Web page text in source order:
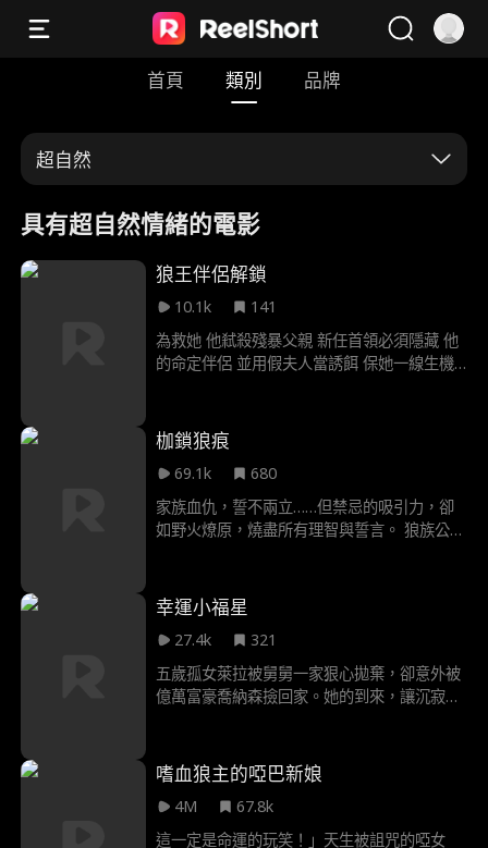
首頁 類別 品牌
超自然
具有超自然情緒的電影
狼王伴侶解鎖
10.1k
141
為救她 他弒殺殘暴父親 新任首領必須隱藏 他
的命定伴侶 並用假夫人當誘餌 保她一線生機
枷鎖狼痕
69.1k
680
家族血仇，誓不兩立……但禁忌的吸引力，卻
如野火燎原，燒盡所有理智與誓言。 狼族公主
命運之鏈，同時，他也是她誓死的仇敵。當陰
謀與戰火席捲而來，她唯一能依靠的，竟是這
頭她最不該渴望的狼……
幸運小福星
27.4k
321
五歲孤女萊拉被舅舅一家狠心拋棄，卻意外被
億萬富豪喬納森撿回家。她的到來，讓沉寂豪
幸運小福星。 當陰謀襲來，以純真為盾、以機
智為矛，萊拉竟化身最強守護星，讓所有惡人
無所遁形！
嗜血狼主的啞巴新娘
4M
67.8k
這一定是命運的玩笑！」天生被詛咒的啞女